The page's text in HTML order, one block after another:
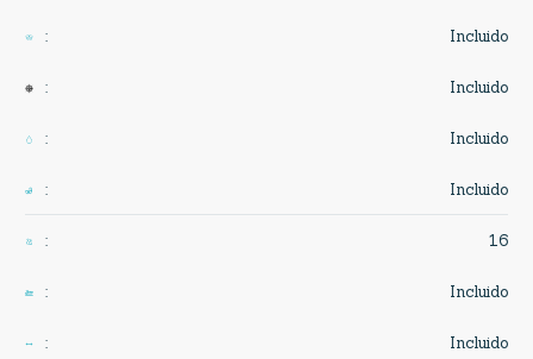
: Incluido
: Incluido
: Incluido
: Incluido
: 16
: Incluido
: Incluido